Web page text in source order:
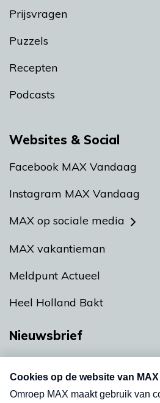
Prijsvragen
Puzzels
Recepten
Podcasts
Websites & Social
Facebook MAX Vandaag
Instagram MAX Vandaag
MAX op sociale media
MAX vakantieman
Meldpunt Actueel
Heel Holland Bakt
Nieuwsbrief
nieuwsbrief. Elke vrijdag- en
uw mailbox.